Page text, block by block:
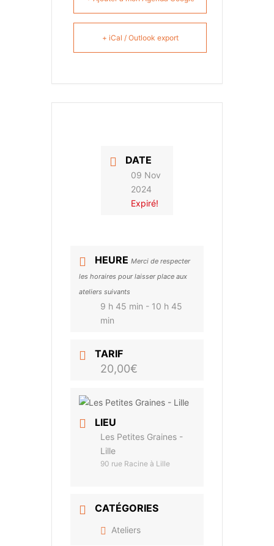
+ iCal / Outlook export
DATE
09 Nov
2024
Expiré!
HEURE Merci de respecter
les horaires pour laisser place aux
ateliers suivants
9 h 45 min - 10 h 45
min
TARIF
20,00€
LIEU
Les Petites Graines -
Lille
90 rue Racine à Lille
CATÉGORIES
Ateliers